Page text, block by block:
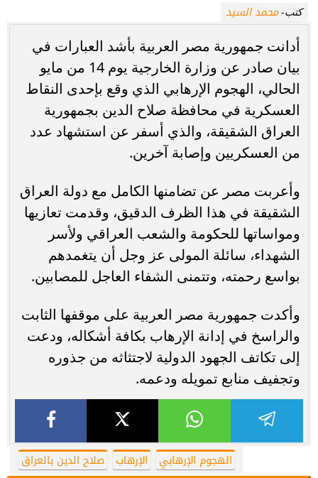
كتب-محمد السيد
أدانت جمهورية مصر العربية بأشد العبارات في
بيان صادر عن وزارة الخارجية يوم 14 من مايو
الحالي، الهجوم الإرهابي الذي وقع بإحدى النقاط
العسكرية في محافظة صلاح الدين بجمهورية
العراق الشقيقة، والذي أسفر عن استشهاد عدد
من العسكريين وإصابة آخرين.
وأعربت مصر عن تضامنها الكامل مع دولة العراق
الشقيقة في هذا الظرف الدقيق، وقدمت تعازيها
ومواساتها للحكومة والشعب العراقي ولأسر
الشهداء، سائلة المولى عز وجل أن يتغمدهم
بواسع رحمته، وتتمنى الشفاء العاجل للمصابين.
وأكدت جمهورية مصر العربية على موقفها الثابت
والراسخ في إدانة الإرهاب بكافة أشكاله، ودعت
إلى تكاتف الجهود الدولية لاجتثاثه من جذوره
وتجفيف منابع تمويله ودعمه.
الهجوم الإرهابي الإرهاب صلاح الدين بالعراق